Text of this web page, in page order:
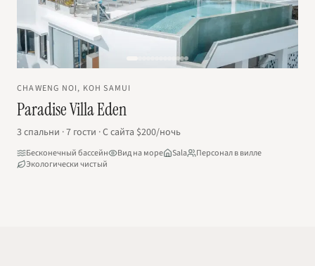
CHAWENG NOI, KOH SAMUI
Paradise Villa Eden
3спальни ·7 гости ·С сайта $200/ночь
Бесконечный бассейн Вид на море Sala
Персонал в вилле
Экологически чистый